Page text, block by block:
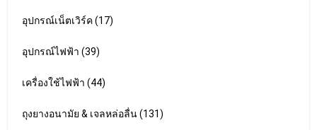
อุปกรณ์เน็ตเวิร์ค (17)
อุปกรณ์ไฟฟ้า (39)
เครื่องใช้ไฟฟ้า (44)
ถุงยางอนามัย & เจลหล่อลื่น (131)